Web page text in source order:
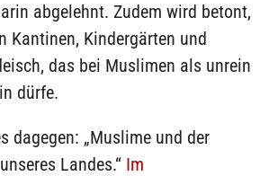
abgelehnt. Zudem wird betont,
Kantinen, Kindergärten und
das bei Muslimen als unrein
dürfe.
dagegen: „Muslime und der
Landes.“ Im